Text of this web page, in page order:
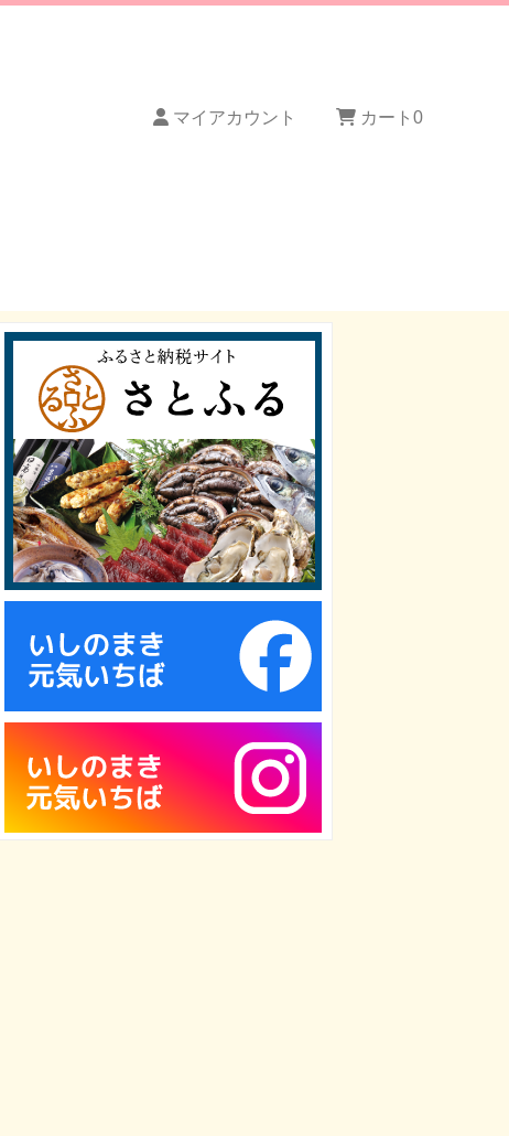
マイアカウント カート 0